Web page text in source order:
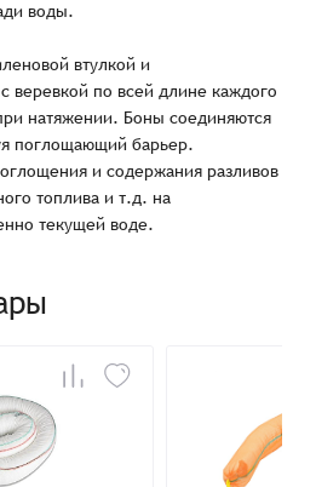
воды.
втулкой и
веревкой по всей длине каждого
натяжении. Боны соединяются
поглощающий барьер.
и содержания разливов
топлива и т.д. на
текущей воде.